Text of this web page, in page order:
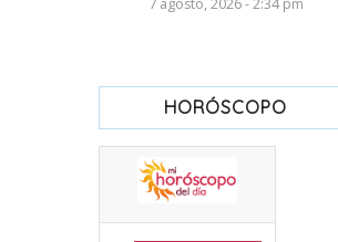
7 agosto, 2026 - 2:34 pm
HORÓSCOPO